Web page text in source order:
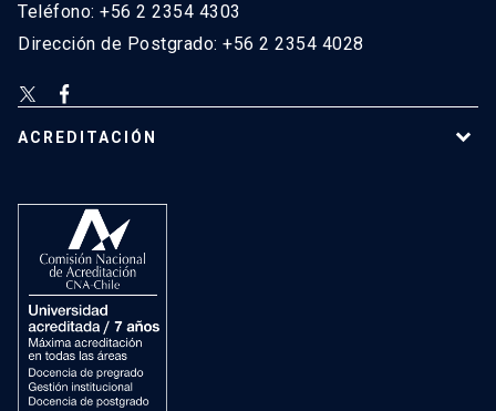
Teléfono: +56 2 2354 4303
Dirección de Postgrado: +56 2 2354 4028
ACREDITACIÓN